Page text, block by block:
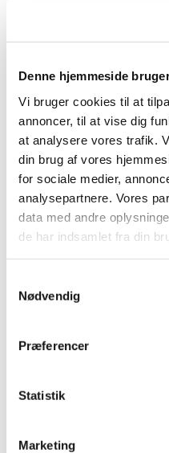
Denne hjemmeside
Vi bruger cookies til at
annoncer, til at vise dig
at analysere vores trafik.
din brug af vores
for sociale medier,
analysepartnere. Vores
data med andre
de har indsamlet fra din
Nødvendig
Præferencer
Statistik
Marketing
Gospelkoret Cornerstone
sognehus - yderliger
Dyssegaard - mail:
Aldersgruppe: fra 16-30 år